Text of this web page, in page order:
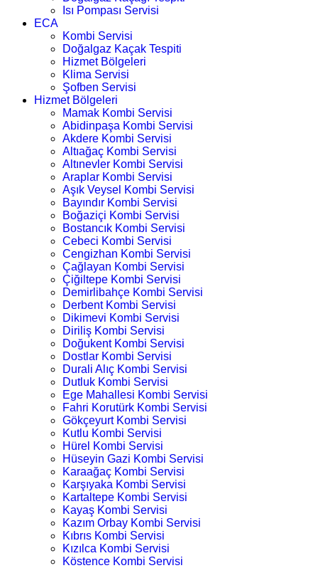
Isı Pompası Servisi
ECA
Kombi Servisi
Doğalgaz Kaçak Tespiti
Hizmet Bölgeleri
Klima Servisi
Şofben Servisi
Hizmet Bölgeleri
Mamak Kombi Servisi
Abidinpaşa Kombi Servisi
Akdere Kombi Servisi
Altıağaç Kombi Servisi
Altınevler Kombi Servisi
Araplar Kombi Servisi
Aşık Veysel Kombi Servisi
Bayındır Kombi Servisi
Boğaziçi Kombi Servisi
Bostancık Kombi Servisi
Cebeci Kombi Servisi
Cengizhan Kombi Servisi
Çağlayan Kombi Servisi
Çiğiltepe Kombi Servisi
Demirlibahçe Kombi Servisi
Derbent Kombi Servisi
Dikimevi Kombi Servisi
Diriliş Kombi Servisi
Doğukent Kombi Servisi
Dostlar Kombi Servisi
Durali Alıç Kombi Servisi
Dutluk Kombi Servisi
Ege Mahallesi Kombi Servisi
Fahri Korutürk Kombi Servisi
Gökçeyurt Kombi Servisi
Kutlu Kombi Servisi
Hürel Kombi Servisi
Hüseyin Gazi Kombi Servisi
Karaağaç Kombi Servisi
Karşıyaka Kombi Servisi
Kartaltepe Kombi Servisi
Kayaş Kombi Servisi
Kazım Orbay Kombi Servisi
Kıbrıs Kombi Servisi
Kızılca Kombi Servisi
Köstence Kombi Servisi